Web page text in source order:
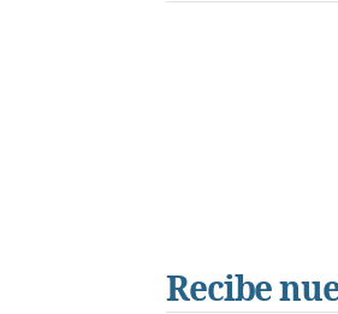
Recibe